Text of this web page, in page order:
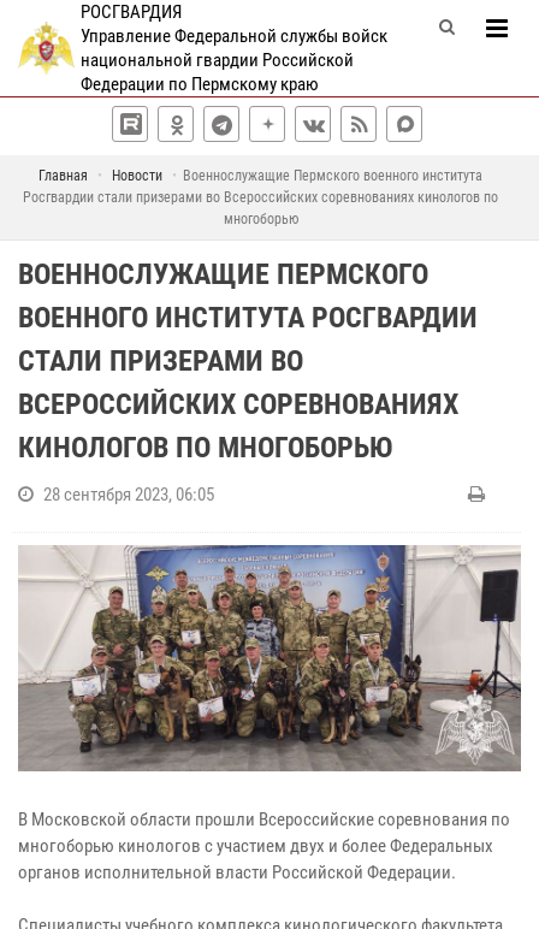
РОСГВАРДИЯ
Управление Федеральной службы войск
национальной гвардии Российской
Федерации по Пермскому краю
Главная Новости
Военнослужащие Пермского военного института
Росгвардии стали призерами во Всероссийских соревнованиях кинологов по
многоборью
ВОЕННОСЛУЖАЩИЕ ПЕРМСКОГО
ВОЕННОГО ИНСТИТУТА РОСГВАРДИИ
СТАЛИ ПРИЗЕРАМИ ВО
ВСЕРОССИЙСКИХ СОРЕВНОВАНИЯХ
КИНОЛОГОВ ПО МНОГОБОРЬЮ
28 сентября 2023, 06:05
В Московской области прошли Всероссийские соревнования по
многоборью кинологов с участием двух и более Федеральных
органов исполнительной власти Российской Федерации.